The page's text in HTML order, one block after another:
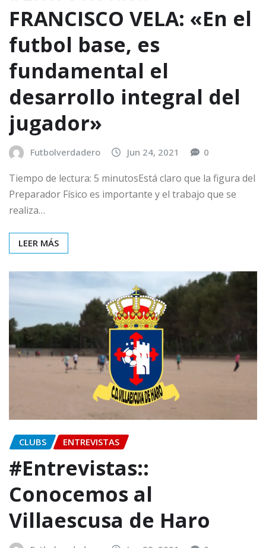
FRANCISCO VELA: «En el
futbol base, es
fundamental el
desarrollo integral del
jugador»
Futbolverdadero Jun 24, 2021 0
Tiempo de lectura: 5 minutosEstá claro que la figura del
Preparador Físico es importante y el trabajo que se
realiza…
LEER MÁS
CLUBS ENTREVISTAS
#Entrevistas::
Conocemos al
Villaescusa de Haro